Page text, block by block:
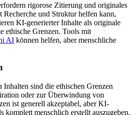
rigorose Zitierung und originales
und Struktur helfen kann,
KI-generierter Inhalte als originale
ethische Grenzen. Tools mit
AI können helfen, aber menschliche
sind die ethischen Grenzen
oder zur Überwindung von
ist generell akzeptabel, aber KI-
komplett menschlich erstellt auszugeben,